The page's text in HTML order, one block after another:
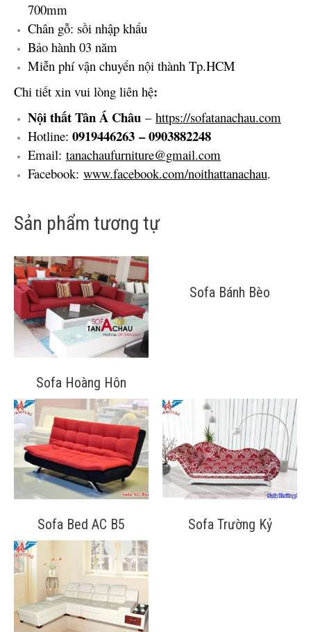
700mm
Chân gỗ: sồi nhập khẩu
Bảo hành 03 năm
Miễn phí vận chuyển nội thành Tp.HCM
Chi tiết xin vui lòng liên hệ:
Nội thất Tân Á Châu – https://sofatanachau.com
Hotline: 0919446263 – 0903882248
Email: tanachaufurniture@gmail.com
Facebook: www.facebook.com/noithattanachau.
Sản phẩm tương tự
Sofa Hoàng Hôn
Sofa Bánh Bèo
Sofa Bed AC B5 Sofa Trường Kỷ